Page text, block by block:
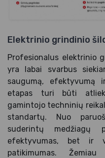
Elektrinio grindinio
Profesionalus elektrinio
yra labai svarbus
saugumą, efektyvumą
etapas turi būti
gamintojo techninių
standartų. Nuo
suderintų medžiagų
efektyvumas, bet ir
patikimumas. Žemiau